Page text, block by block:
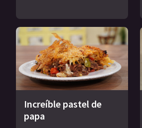
Increíble pastel de
papa